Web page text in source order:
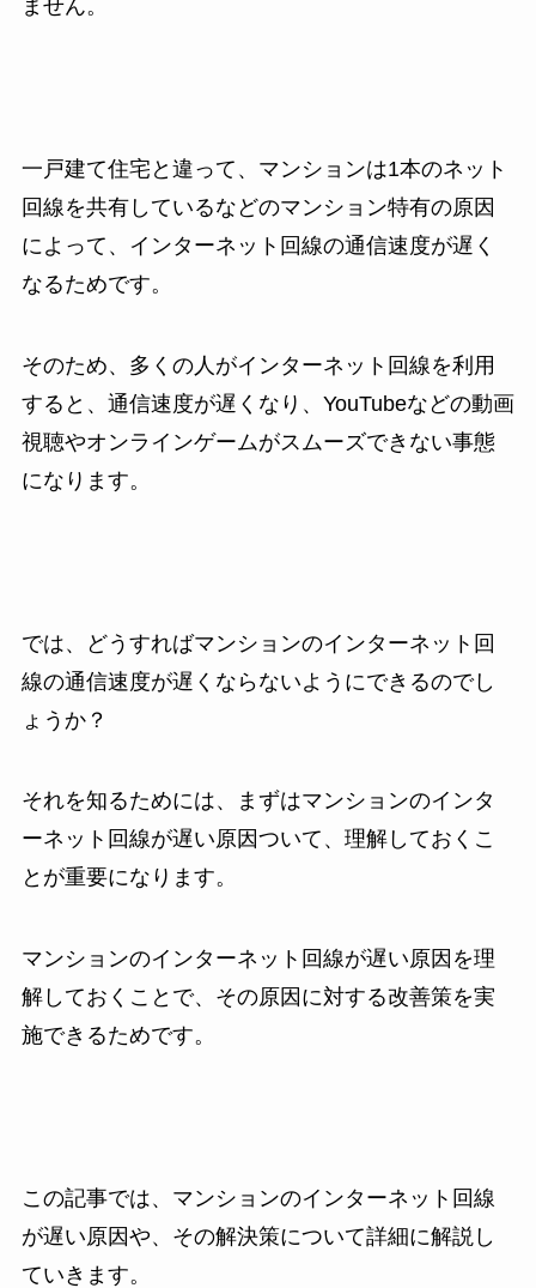
ません。
一戸建て住宅と違って、マンションは1本のネット
回線を共有しているなどのマンション特有の原因
によって、インターネット回線の通信速度が遅く
なるためです。
そのため、多くの人がインターネット回線を利用
すると、通信速度が遅くなり、YouTubeなどの動画
視聴やオンラインゲームがスムーズできない事態
になります。
では、どうすればマンションのインターネット回
線の通信速度が遅くならないようにできるのでし
ょうか？
それを知るためには、まずはマンションのインタ
ーネット回線が遅い原因ついて、理解しておくこ
とが重要になります。
マンションのインターネット回線が遅い原因を理
解しておくことで、その原因に対する改善策を実
施できるためです。
この記事では、マンションのインターネット回線
が遅い原因や、その解決策について詳細に解説し
ていきます。